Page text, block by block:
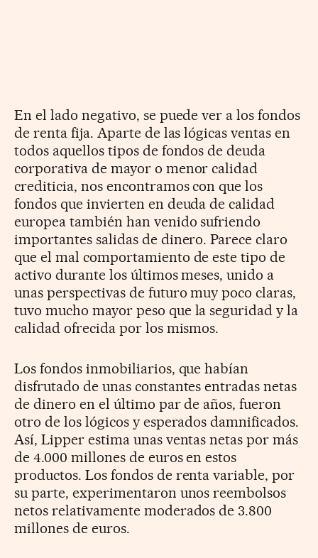
En el lado negativo, se puede ver a los fondos
de renta fija. Aparte de las lógicas ventas en
todos aquellos tipos de fondos de deuda
corporativa de mayor o menor calidad
crediticia, nos encontramos con que los
fondos que invierten en deuda de calidad
europea también han venido sufriendo
importantes salidas de dinero. Parece claro
que el mal comportamiento de este tipo de
activo durante los últimos meses, unido a
unas perspectivas de futuro muy poco claras,
tuvo mucho mayor peso que la seguridad y la
calidad ofrecida por los mismos.
Los fondos inmobiliarios, que habían
disfrutado de unas constantes entradas netas
de dinero en el último par de años, fueron
otro de los lógicos y esperados damnificados.
Así, Lipper estima unas ventas netas por más
de 4.000 millones de euros en estos
productos. Los fondos de renta variable, por
su parte, experimentaron unos reembolsos
netos relativamente moderados de 3.800
millones de euros.